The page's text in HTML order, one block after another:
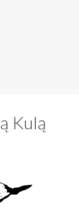
Kulą